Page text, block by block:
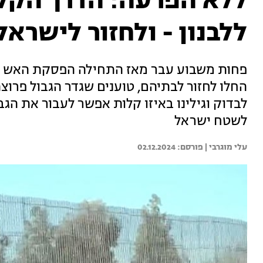
ללבנון - ולחזור
פחות משבוע עבר מאז התחילה הפסקת האש
החלו לחזור לבתיהם, טוענים שגדר הגבול
לבדוק וגילינו באיזו קלות אפשר לעבור את
לשטח ישראל
עלי מוגרבי | 02.12.2024